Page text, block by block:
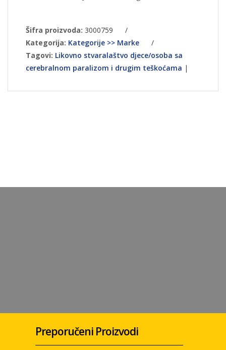
Šifra proizvoda: 3000759
/
Kategorija: Kategorije >> Marke
/
Tagovi: Likovno stvaralaštvo djece/osoba sa
cerebralnom paralizom i drugim teškoćama |
Preporučeni Proizvodi